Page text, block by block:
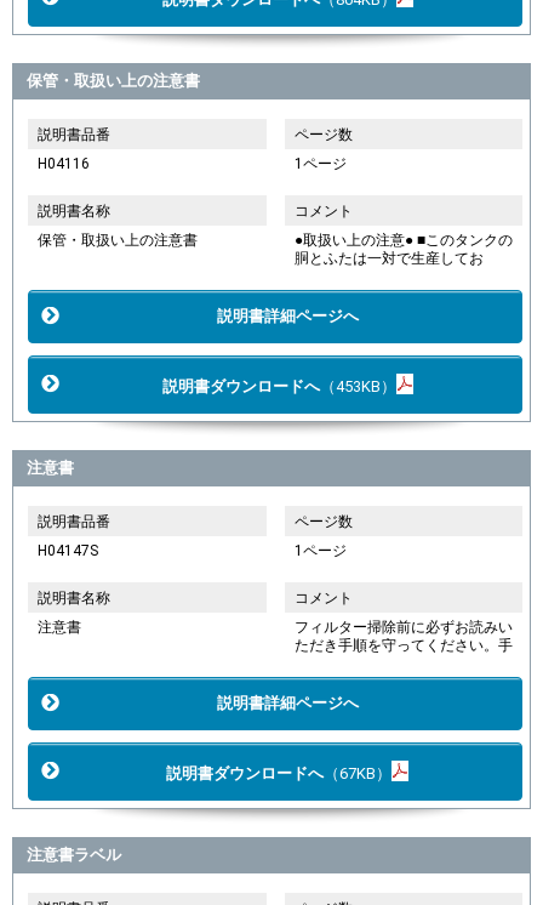
保管・取扱い上の注意書
説明書品番
H04116
ページ数
1ページ
説明書名称
保管・取扱い上の注意書
コメント
●取扱い上の注意● ■このタンクの
胴とふたは一対で生産してお
説明書詳細ページへ
説明書ダウンロードへ（453KB）
注意書
説明書品番
H04147S
ページ数
1ページ
説明書名称
注意書
コメント
フィルター掃除前に必ずお読みい
ただき手順を守ってください。手
説明書詳細ページへ
説明書ダウンロードへ（67KB）
注意書ラベル